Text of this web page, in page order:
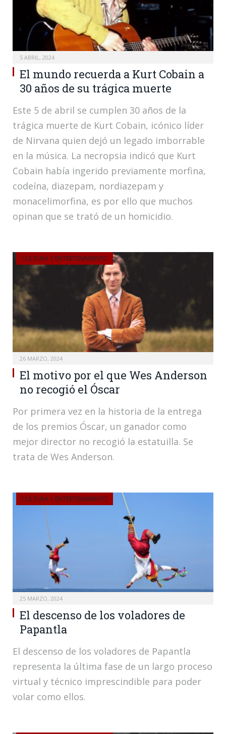
5 ABRIL, 2024
El mundo recuerda a Kurt Cobain a
30 años de su trágica muerte
Este 5 de abril se cumplen 30 años de la
trágica muerte de Kurt Cobain, icónico líder
de Nirvana quien dejó un legado imborrable
en la música. La necropsia indicó que Kurt
Cobain había ingerido previamente morfina,
codeína, diazepam, nordiazepam y
monacelimorfina, es por ello que muchos
opinan que se trató de un homicidio.
CULTURA Y ENTRETENIMIENTO
26 MARZO, 2024
El motivo por el que Wes Anderson
no recogió el Óscar
Por primera vez en la historia de la entrega
de los premios Óscar, un ganador como
mejor director no recogió la estatuilla. Se
trata de Wes Anderson.
CULTURA Y ENTRETENIMIENTO
25 MARZO, 2024
El descenso de los voladores de
Papantla
El descenso de los voladores de Papantla
representa la última fase de un largo proceso
virtual y técnico imprescindible para poder
volar como ellos.